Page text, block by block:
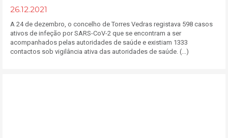
26.12.2021
A 24 de dezembro, o concelho de Torres Vedras registava 598 casos
ativos de infeção por SARS-CoV-2 que se encontram a ser
acompanhados pelas autoridades de saúde e existiam 1333
contactos sob vigilância ativa das autoridades de saúde. (...)